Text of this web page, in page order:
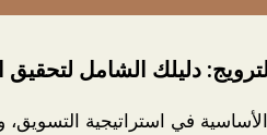
دليلك الشامل لتحقيق
في استراتيجية